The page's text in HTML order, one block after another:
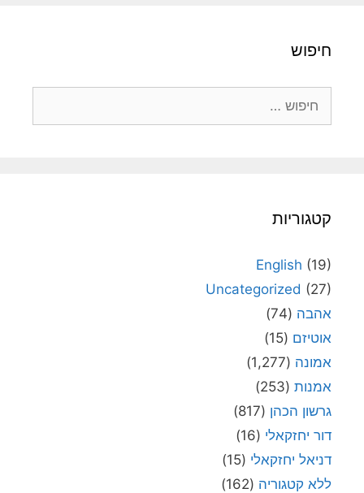
חיפוש
קטגוריות
English (19)
Uncategorized (27)
אהבה (74)
אוטיזם (15)
אמונה (1,277)
אמנות (253)
גרשון הכהן (817)
דור יחזקאלי (16)
דניאל יחזקאלי (15)
ללא קטגוריה (162)